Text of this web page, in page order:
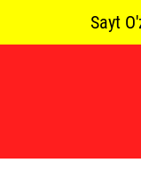
Sayt